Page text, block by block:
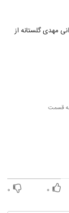
مهدی گلستانه از
قسمت
۰ ۰